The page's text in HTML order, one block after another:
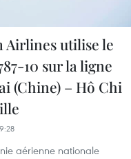
Airlines utilise le
10 sur la ligne
(Chine) – Hô Chi
aérienne nationale